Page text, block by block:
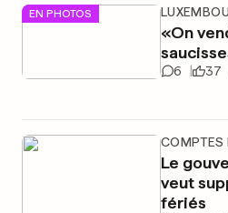
EN PHOTOS
«On
6 37
COMPTES
Le
veut
fériés